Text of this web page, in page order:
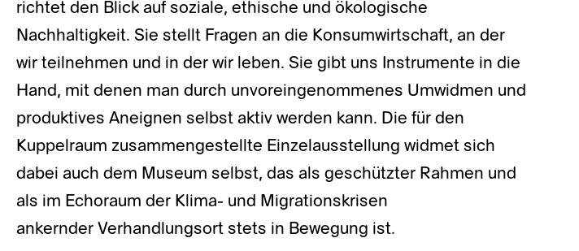
richtet den Blick auf soziale, ethische und ökologische
Nachhaltigkeit. Sie stellt Fragen an die Konsumwirtschaft, an der
wir teilnehmen und in der wir leben. Sie gibt uns Instrumente in die
Hand, mit denen man durch unvoreingenommenes Umwidmen und
produktives Aneignen selbst aktiv werden kann. Die für den
Kuppelraum zusammengestellte Einzelausstellung widmet sich
dabei auch dem Museum selbst, das als geschützter Rahmen und
als im Echoraum der Klima- und Migrationskrisen
ankernder Verhandlungsort stets in Bewegung ist.